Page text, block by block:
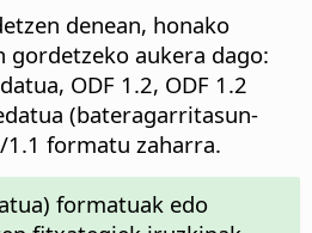
denean, honako
aukera dago:
ODF 1.2, ODF 1.2
(bateragarritasun-
1.1 formatu zaharra.
formatuak edo